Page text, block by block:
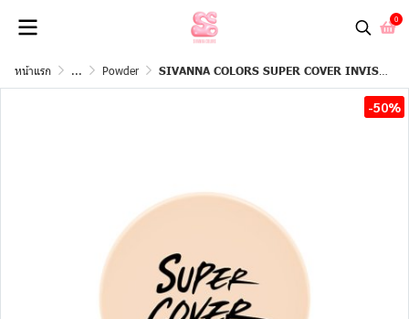
0
หน้าแรก ... Powder SIVANNA COLORS SUPER COVER INVISIBLE SETTING POWDER #แป้งฝุ่นเซตผิว
-50%